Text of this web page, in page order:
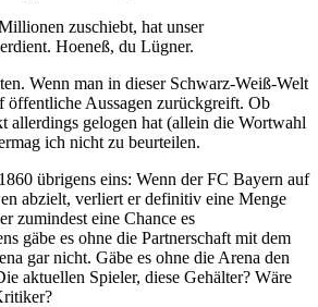
zuschiebt, hat unser
Hoeneß, du Lügner.
Wenn man in dieser Schwarz-Weiß-Welt
öffentliche Aussagen zurückgreift. Ob
allerdings gelogen hat (allein die Wortwahl
ich nicht zu beurteilen.
übrigens eins: Wenn der FC Bayern auf
abzielt, verliert er definitiv eine Menge
zumindest eine Chance es
gäbe es ohne die Partnerschaft mit dem
gar nicht. Gäbe es ohne die Arena den
aktuellen Spieler, diese Gehälter? Wäre